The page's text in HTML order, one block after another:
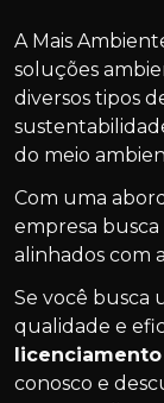
A Mais
soluções
diversos tipos
do meio
Com uma
empresa
alinhados com
Se você busca
qualidade e
conosco e